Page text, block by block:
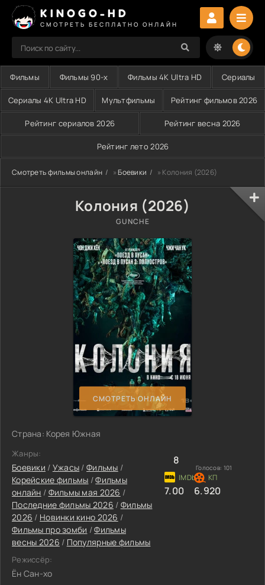
KINOGO-HD
СМОТРЕТЬ БЕСПЛАТНО ОНЛАЙН
Фильмы Фильмы 90-х Фильмы 4K Ultra HD Сериалы
Сериалы 4K Ultra HD Мультфильмы Рейтинг фильмов 2026
Рейтинг сериалов 2026 Рейтинг весна 2026
Рейтинг лето 2026
Смотреть фильмы онлайн »Боевики » Колония (2026)
Колония (2026)
GUNCHE
СМОТРЕТЬ ОНЛАЙН
Страна: Корея Южная
Жанры:
Боевики / Ужасы /Фильмы /
Корейские фильмы /Фильмы
онлайн / Фильмы мая 2026 /
Последние фильмы 2026 / Фильмы
2026 / Новинки кино 2026 /
Фильмы про зомби /Фильмы
весны 2026 / Популярные фильмы
Режиссёр:
Ён Сан-хо
8
Голосов: 101
7.00 6.920